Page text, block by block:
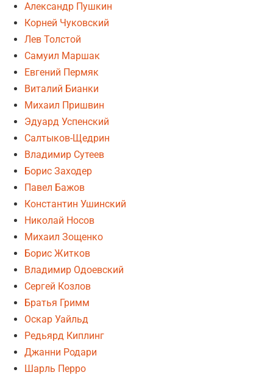
Александр Пушкин
Корней Чуковский
Лев Толстой
Самуил Маршак
Евгений Пермяк
Виталий Бианки
Михаил Пришвин
Эдуард Успенский
Салтыков-Щедрин
Владимир Сутеев
Борис Заходер
Павел Бажов
Константин Ушинский
Николай Носов
Михаил Зощенко
Борис Житков
Владимир Одоевский
Сергей Козлов
Братья Гримм
Оскар Уайльд
Редьярд Киплинг
Джанни Родари
Шарль Перро